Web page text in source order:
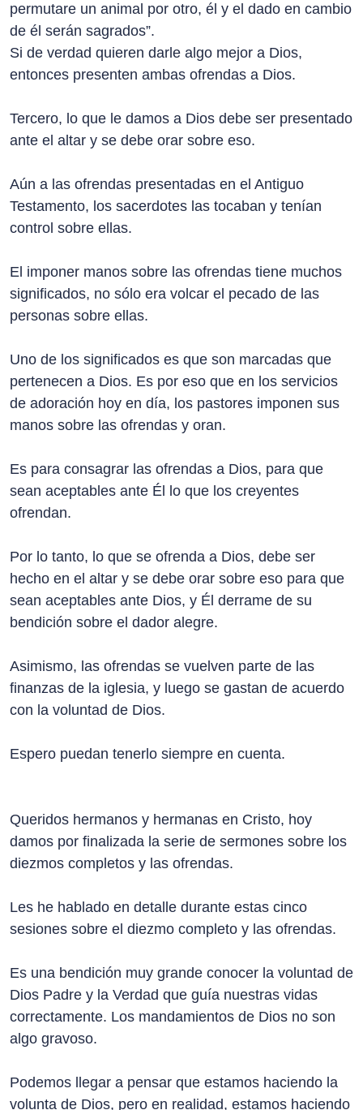
permutare un animal por otro, él y el dado en cambio
de él serán sagrados”.
Si de verdad quieren darle algo mejor a Dios,
entonces presenten ambas ofrendas a Dios.
Tercero, lo que le damos a Dios debe ser presentado
ante el altar y se debe orar sobre eso.
Aún a las ofrendas presentadas en el Antiguo
Testamento, los sacerdotes las tocaban y tenían
control sobre ellas.
El imponer manos sobre las ofrendas tiene muchos
significados, no sólo era volcar el pecado de las
personas sobre ellas.
Uno de los significados es que son marcadas que
pertenecen a Dios. Es por eso que en los servicios
de adoración hoy en día, los pastores imponen sus
manos sobre las ofrendas y oran.
Es para consagrar las ofrendas a Dios, para que
sean aceptables ante Él lo que los creyentes
ofrendan.
Por lo tanto, lo que se ofrenda a Dios, debe ser
hecho en el altar y se debe orar sobre eso para que
sean aceptables ante Dios, y Él derrame de su
bendición sobre el dador alegre.
Asimismo, las ofrendas se vuelven parte de las
finanzas de la iglesia, y luego se gastan de acuerdo
con la voluntad de Dios.
Espero puedan tenerlo siempre en cuenta.
Queridos hermanos y hermanas en Cristo, hoy
damos por finalizada la serie de sermones sobre los
diezmos completos y las ofrendas.
Les he hablado en detalle durante estas cinco
sesiones sobre el diezmo completo y las ofrendas.
Es una bendición muy grande conocer la voluntad de
Dios Padre y la Verdad que guía nuestras vidas
correctamente. Los mandamientos de Dios no son
algo gravoso.
Podemos llegar a pensar que estamos haciendo la
volunta de Dios, pero en realidad, estamos haciendo